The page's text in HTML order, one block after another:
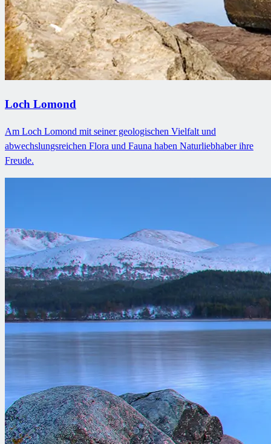
Loch Lomond
Am Loch Lomond mit seiner geologischen Vielfalt und
abwechslungsreichen Flora und Fauna haben Naturliebhaber ihre
Freude.